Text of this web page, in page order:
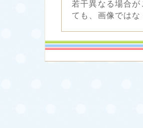
若干異なる場合
ても、画像では